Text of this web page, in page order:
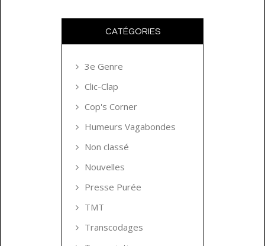
CATÉGORIES
3e Genre
Clic-Clap
Cop's Corner
Humeurs Vagabondes
Non classé
Nouvelles
Presse Purée
TMT
Transcodages